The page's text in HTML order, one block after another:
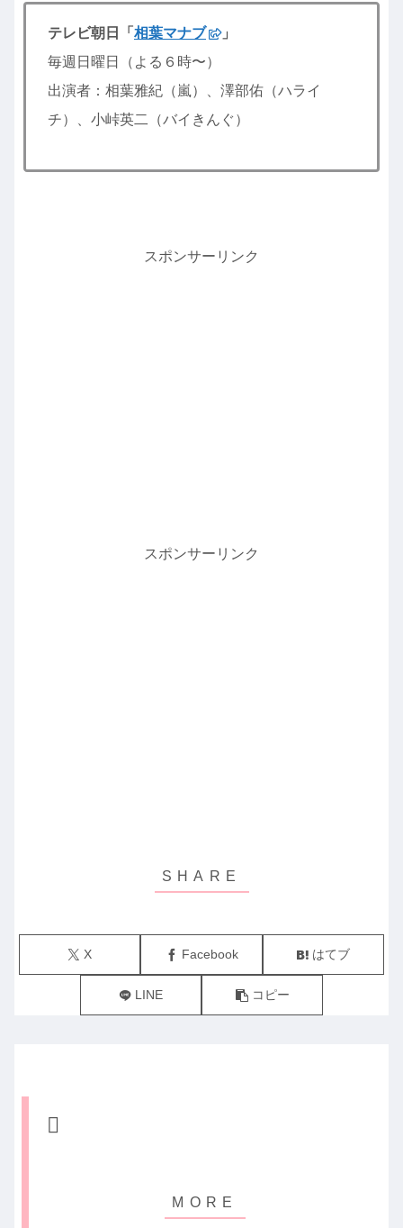
テレビ朝日「 相葉マナブ
」
毎週日曜日（よる６時〜）
出演者：相葉雅紀（嵐）、澤部佑（ハライ
チ）、小峠英二（バイきんぐ）
スポンサーリンク
スポンサーリンク
X Facebook はてブ
LINE コピー